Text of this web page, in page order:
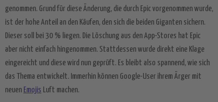
Mehr Informationen
Akzeptieren
powered byUsercentrics Consent
Management Platform
eRecht24
genommen. Grund für diese Änderung, die durch Epic vorgenommen wurde,
ist der hohe Anteil an den Käufen, den sich die beiden Giganten sichern.
Dieser soll bei 30 % liegen. Die Löschung aus den App-Stores hat Epic
aber nicht einfach hingenommen. Stattdessen wurde direkt eine Klage
eingereicht und diese wird nun geprüft. Es bleibt also spannend, wie sich
das Thema entwickelt. Immerhin können Google-User ihrem Ärger mit
neuen Emojis Luft machen.